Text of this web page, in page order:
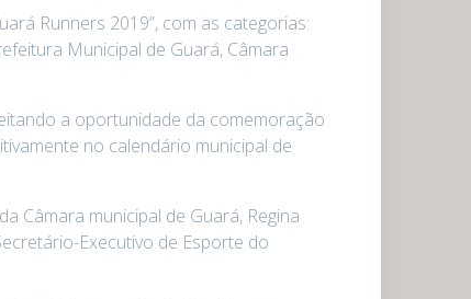
Runners 2019”, com as categorias:
Municipal de Guará, Câmara
a oportunidade da comemoração
no calendário municipal de
Câmara municipal de Guará, Regina
Executivo de Esporte do